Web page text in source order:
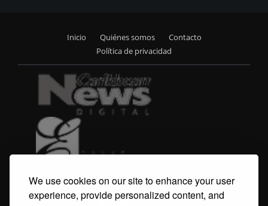
We use cookies on our site to enhance your user
experience, provide personalized content, and
menu
Inicio Quiénes somos
Contacto
Política de privacidad